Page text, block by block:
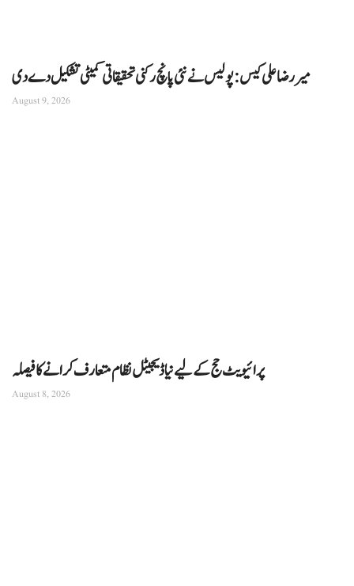
میر رضا علی کیس: پولیس نے نئی پانچ رکنی تحقیقاتی کمیٹی تشکیل دے دی
August 9, 2026
پرائیویٹ حج کے لیے نیا ڈیجیٹل نظام متعارف کرانے کا فیصلہ
August 8, 2026